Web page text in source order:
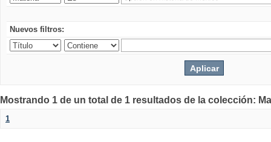
Nuevos filtros:
Mostrando 1 de un total de 1 resultados de la colección:
1